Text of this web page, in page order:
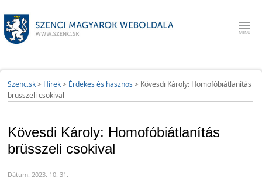
Szenc.sk> Hírek> Érdekes és hasznos > Kövesdi Károly: Homofóbiátlanítás
brüsszeli csokival
Kövesdi Károly: Homofóbiátlanítás
brüsszeli csokival
Dátum: 2023. 10. 31.